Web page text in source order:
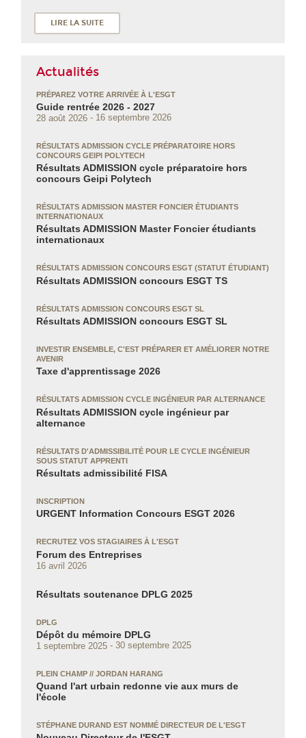
LIRE LA SUITE
Actualités
PRÉPAREZ VOTRE ARRIVÉE À L'ESGT
Guide rentrée 2026 - 2027
28 août 2026 16 septembre 2026
RÉSULTATS ADMISSION CYCLE PRÉPARATOIRE HORS
CONCOURS GEIPI POLYTECH
Résultats ADMISSION cycle préparatoire hors
concours Geipi Polytech
RÉSULTATS ADMISSION MASTER FONCIER ÉTUDIANTS
INTERNATIONAUX
Résultats ADMISSION Master Foncier étudiants
internationaux
RÉSULTATS ADMISSION CONCOURS ESGT (STATUT ÉTUDIANT)
Résultats ADMISSION concours ESGT TS
RÉSULTATS ADMISSION CONCOURS ESGT SL
Résultats ADMISSION concours ESGT SL
INVESTIR ENSEMBLE, C'EST PRÉPARER ET AMÉLIORER NOTRE
AVENIR
Taxe d'apprentissage 2026
RÉSULTATS ADMISSION CYCLE INGÉNIEUR PAR ALTERNANCE
Résultats ADMISSION cycle ingénieur par
alternance
RÉSULTATS D'ADMISSIBILITÉ POUR LE CYCLE INGÉNIEUR
SOUS STATUT APPRENTI
Résultats admissibilité FISA
INSCRIPTION
URGENT Information Concours ESGT 2026
RECRUTEZ VOS STAGIAIRES À L'ESGT
Forum des Entreprises
16 avril 2026
Résultats soutenance DPLG 2025
DPLG
Dépôt du mémoire DPLG
1 septembre 2025 30 septembre 2025
PLEIN CHAMP // JORDAN HARANG
Quand l'art urbain redonne vie aux murs de
l'école
STÉPHANE DURAND EST NOMMÉ DIRECTEUR DE L'ESGT